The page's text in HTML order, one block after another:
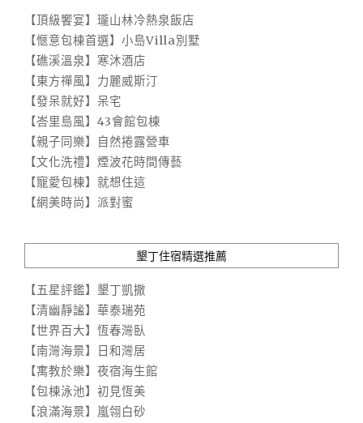
【頂級饗宴】瓏山林冷熱泉飯店
【愜意包棟首選】小島Villa別墅
【礁溪溫泉】寒沐酒店
【東方禪風】力麗威斯汀
【發呆就好】呆宅
【峇里島風】43會館包棟
【親子同樂】自然捲露營車
【文化洗禮】煙波花時間傳藝
【寵愛包棟】就想住這
【網美時尚】派對蜜
墾丁住宿精選推薦
【五星評鑑】墾丁凱撒
【清幽靜謐】華泰瑞苑
【世界百大】恆春灣臥
【南灣海景】日和灣居
【寓教於樂】夜宿海生館
【包棟泳池】初見恆美
【浪滿海景】嵐翎白砂